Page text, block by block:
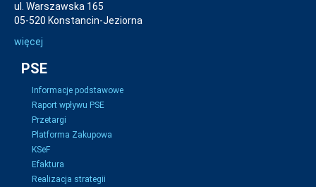
ul. Warszawska 165
05-520 Konstancin-Jeziorna
więcej
PSE
Informacje podstawowe
Raport wpływu PSE
Przetargi
Platforma Zakupowa
KSeF
Efaktura
Realizacja strategii